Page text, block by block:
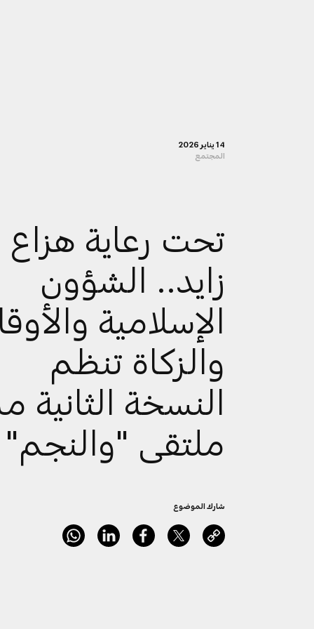
14 يناير 2026
المجتمع
تحت رعاية
زايد.. الشؤون
الإسلامية
والزكاة تنظم
النسخة الثانية
ملتقى "والنجم"
شارك الموضوع